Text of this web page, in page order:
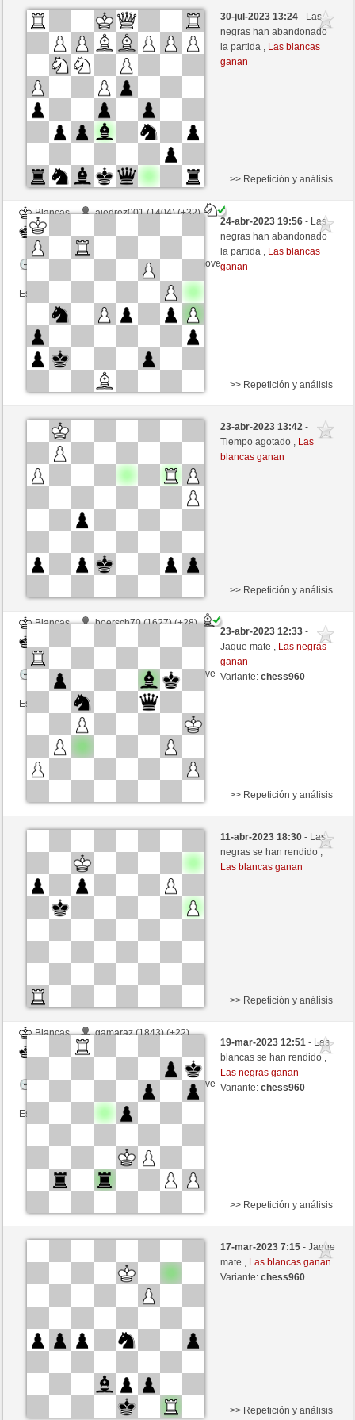
Blancas
TOLER23 (1704) (+29)
Negras
Libelle (2120) (-29)
Tiempo: 5 minutes/side + 7 seconds/move
Esta partida es por puntos
30-jul-2023 13:24- Las
negras han abandonado
la partida , Las blancas
ganan
Blancas
ajedrez001 (1404) (+32)
Negras
Tiempo: 21 minutes/side + 2 seconds/move
Esta partida es por puntos
>> Repetición y análisis
24-abr-2023 19:56- Las
negras han abandonado
la partida , Las blancas
ganan
Blancas
tomcio2137 (1680) (+26)
Negras
Tiempo: 6 minutes/side + 6 seconds/move
>> Repetición y análisis
23-abr-2023 13:42-
Tiempo agotado , Las
blancas ganan
Blancas
boersch70 (1627) (+28)
Tiempo: 3 minutes/side + 0 seconds/move
Esta partida es por puntos
>> Repetición y análisis
23-abr-2023 12:33-
Jaque mate , Las negras
ganan
Variante:chess960
Negras
Max68 (1461) (+31)
Tiempo: 4 minutes/side + 6 seconds/move
Esta partida es por puntos
>> Repetición y análisis
11-abr-2023 18:30- Las
negras se han rendido ,
Las blancas ganan
Blancas
gamaraz (1843) (+22)
Tiempo: 3 minutes/side + 4 seconds/move
Esta partida es por puntos
>> Repetición y análisis
19-mar-2023 12:51- Las
blancas se han rendido ,
Las negras ganan
Variante:chess960
Negras
liko71 (1278) (+31)
Tiempo: 3 minutes/side + 7 seconds/move
>> Repetición y análisis
17-mar-2023 7:15- Jaque
mate , Las blancas ganan
Variante:chess960
>> Repetición y análisis